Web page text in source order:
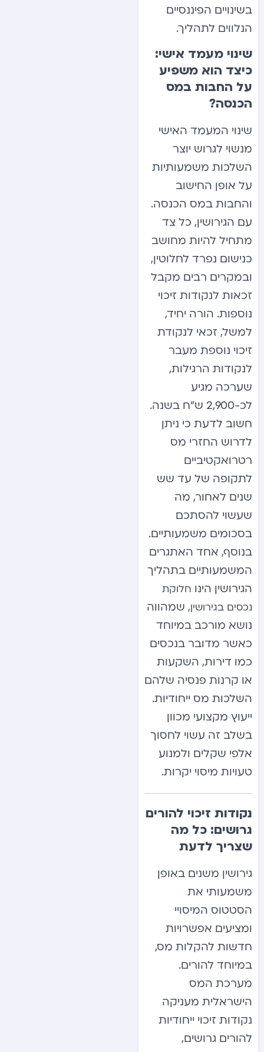
בשינויים הפיננסיים
הנלווים לתהליך.
שינוי מעמד אישי:
כיצד הוא משפיע
על החבות במס
הכנסה?
שינוי המעמד האישי
מנשוי לגרוש יוצר
השלכות משמעותיות
על אופן החישוב
והחבות במס הכנסה.
עם הגירושין, כל צד
מתחיל להיות מחושב
כנישום נפרד לחלוטין,
ובמקרים רבים מקבל
זכאות לנקודות זיכוי
נוספות. הורה יחיד,
למשל, זכאי לנקודת
זיכוי נוספת מעבר
לנקודות הרגילות,
שערכה מגיע
לכ-2,900 ש”ח בשנה.
חשוב לדעת כי ניתן
לדרוש החזרי מס
רטרואקטיביים
לתקופה של עד שש
שנים לאחור, מה
שעשוי להסתכם
בסכומים משמעותיים.
בנוסף, אחד האתגרים
המשמעותיים בתהליך
הגירושין הינו חלוקת
נכסים בגירושין, שמהווה
נושא מורכב במיוחד
כאשר מדובר בנכסים
כמו דירות, השקעות
או קרנות פנסיה שלהם
השלכות מס ייחודיות.
ייעוץ מקצועי מכוון
בשלב זה עשוי לחסוך
אלפי שקלים ולמנוע
טעויות מיסוי יקרות.
נקודות זיכוי להורים
גרושים: כל מה
שצריך לדעת
גירושין משנים באופן
משמעותי את
הסטטוס המיסויי
ומציעים אפשרויות
חדשות להקלות מס,
במיוחד להורים.
מערכת המס
הישראלית מעניקה
נקודות זיכוי ייחודיות
להורים גרושים,